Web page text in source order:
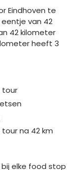
Eindhoven te
van 42
42 kilometer
heeft 3
tour
na 42 km
elke food stop